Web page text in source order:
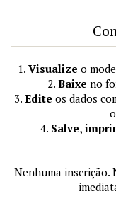
1. Visualize o
2. Baixe no
3. Edite os dados
4. Salve,
Nenhuma inscrição.